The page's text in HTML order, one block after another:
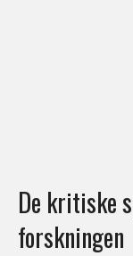
De kritiske
forskningen